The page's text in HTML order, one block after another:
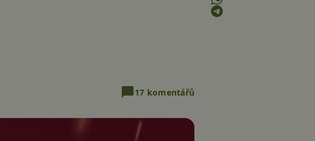
17 komentářů